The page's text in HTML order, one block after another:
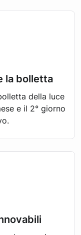
la bolletta
della luce
e il 2° giorno